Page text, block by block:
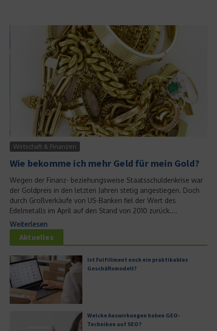
Wirtschaft & Finanzen
Wie bekomme ich mehr Geld für mein Gold?
Wegen der Finanz- beziehungsweise Staatsschuldenkrise war
der Goldpreis in den letzten Jahren stetig angestiegen. Doch
durch Großverkäufe von US-Banken fiel der Wert des
Edelmetalls im April auf den Stand von 2010 zurück....
Weiterlesen
Aktuelles
Ist Fulfillment noch ein praktikables
Geschäftsmodell?
Welche Auswirkungen haben GEO-
Techniken auf SEO?